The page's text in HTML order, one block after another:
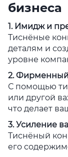
бизнеса
1. Имидж и
Тиснёные
деталям и
уровне
2. Фирменный
С помощью
или другой
что делает
3. Усиление
Тиснёный
его